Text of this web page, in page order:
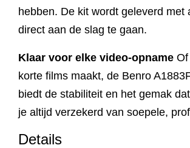
hebben. De kit wordt geleverd met
direct aan de slag te gaan.
Klaar voor elke video-opname
korte films maakt, de Benro
biedt de stabiliteit en het gemak
je altijd verzekerd van soepele,
Details